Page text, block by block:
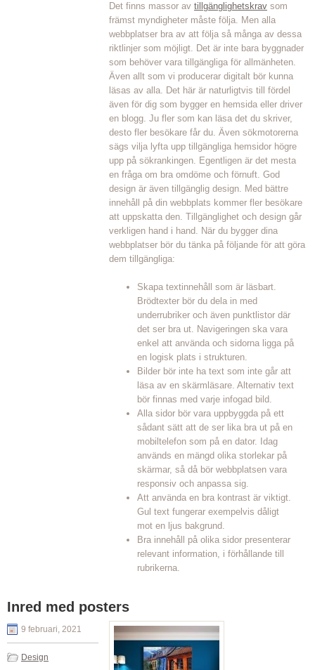
Det finns massor av tillgänglighetskrav som
främst myndigheter måste följa. Men alla
webbplatser bra av att följa så många av dessa
riktlinjer som möjligt. Det är inte bara byggnader
som behöver vara tillgängliga för allmänheten.
Även allt som vi producerar digitalt bör kunna
läsas av alla. Det här är naturligtvis till fördel
även för dig som bygger en hemsida eller driver
en blogg. Ju fler som kan läsa det du skriver,
desto fler besökare får du. Även sökmotorerna
sägs vilja lyfta upp tillgängliga hemsidor högre
upp på sökrankingen. Egentligen är det mesta
en fråga om bra omdöme och förnuft. God
design är även tillgänglig design. Med bättre
innehåll på din webbplats kommer fler besökare
att uppskatta den. Tillgänglighet och design går
verkligen hand i hand. När du bygger dina
webbplatser bör du tänka på följande för att göra
dem tillgängliga:
Skapa textinnehåll som är läsbart.
Brödtexter bör du dela in med
underrubriker och även punktlistor där
det ser bra ut. Navigeringen ska vara
enkel att använda och sidorna ligga på
en logisk plats i strukturen.
Bilder bör inte ha text som inte går att
läsa av en skärmläsare. Alternativ text
bör finnas med varje infogad bild.
Alla sidor bör vara uppbyggda på ett
sådant sätt att de ser lika bra ut på en
mobiltelefon som på en dator. Idag
används en mängd olika storlekar på
skärmar, så då bör webbplatsen vara
responsiv och anpassa sig.
Att använda en bra kontrast är viktigt.
Gul text fungerar exempelvis dåligt
mot en ljus bakgrund.
Bra innehåll på olika sidor presenterar
relevant information, i förhållande till
rubrikerna.
Inred med posters
9 februari, 2021
Design